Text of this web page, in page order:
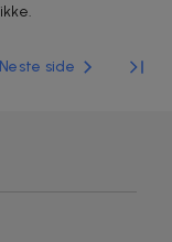
Neste side